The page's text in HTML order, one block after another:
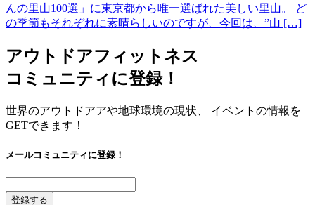
んの里山100選」に東京都から唯一選ばれた美しい里山。 ど
の季節もそれぞれに素晴らしいのですが、今回は、”山 […]
アウトドアフィットネス
コミュニティに登録！
世界のアウトドアアや地球環境の現状、 イベントの情報を
GETできます！
メールコミュニティに登録！